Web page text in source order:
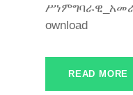
ownload
READ MORE